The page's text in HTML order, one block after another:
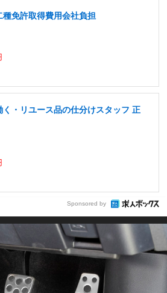
免許取得費用会社負担
く・リユース品の仕分けスタッフ 正
Sponsored by